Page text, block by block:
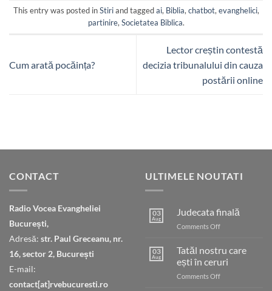
This entry was posted inStiriand taggedai, Biblia,chatbot,evanghelici,
partinire,Societatea Biblica.
Cum arată pocăința?
Lector creștin contestă
decizia tribunalului din cauza
postării online
CONTACT
Radio Vocea Evangheliei
București,
Adresă: str. Paul Greceanu, nr.
16, sector 2, București
E-mail:
contact[at]rvebucuresti.ro
ULTIMELE NOUTATI
03
Aug
Judecata finală
Comments Offon
03
Aug
Tatăl nostru care
ești în ceruri
Comments Offon